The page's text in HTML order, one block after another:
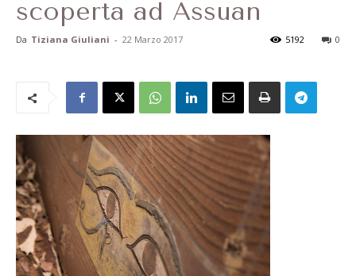
scoperta ad Assuan
Da Tiziana Giuliani - 22 Marzo 2017 0
5192